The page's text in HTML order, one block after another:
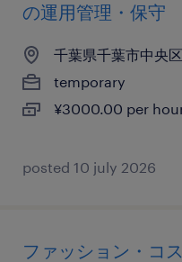
の運用管理・保守
千葉県千葉市中央
temporary
¥3000.00 per
posted 10 july 2026
ファッション・コ